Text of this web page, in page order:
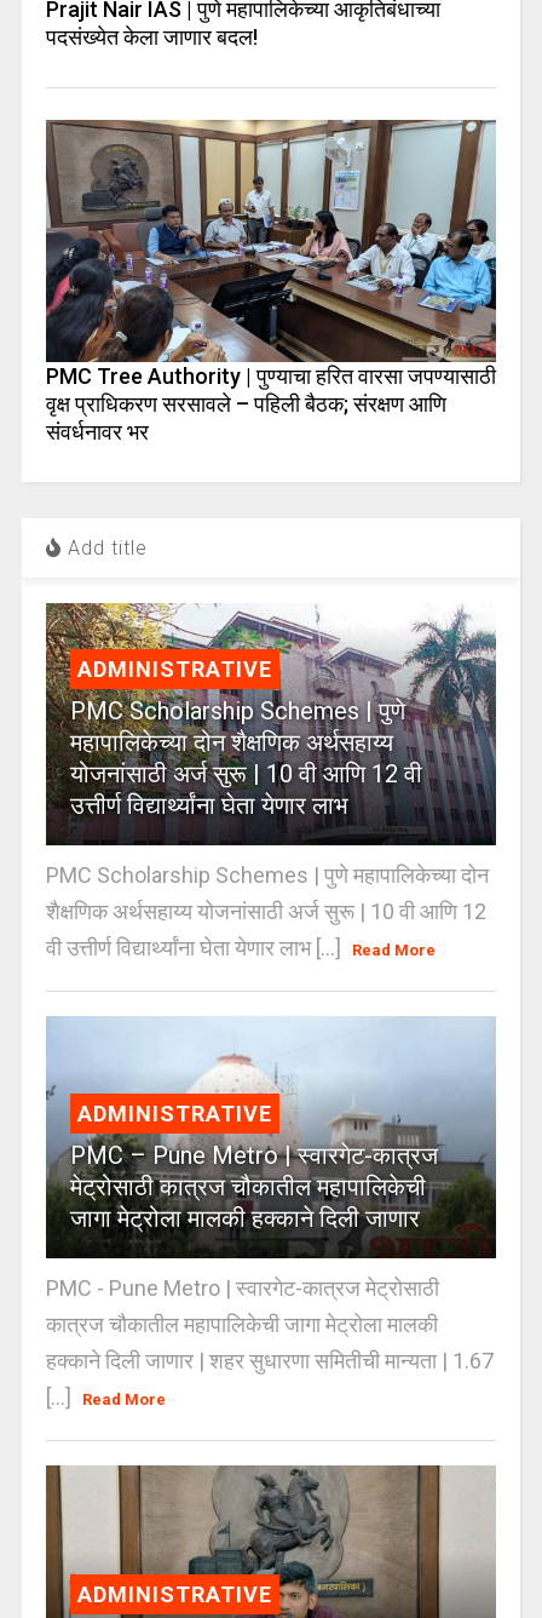
Prajit Nair IAS | पुणे महापालिकेच्या आकृतिबंधाच्या
पदसंख्येत केला जाणार बदल!
PMC Tree Authority | पुण्याचा हरित वारसा जपण्यासाठी
वृक्ष प्राधिकरण सरसावले – पहिली बैठक; संरक्षण आणि
संवर्धनावर भर
Add title
ADMINISTRATIVE
PMC Scholarship Schemes | पुणे
महापालिकेच्या दोन शैक्षणिक अर्थसहाय्य
योजनांसाठी अर्ज सुरू | 10 वी आणि 12 वी
उत्तीर्ण विद्यार्थ्यांना घेता येणार लाभ
PMC Scholarship Schemes | पुणे महापालिकेच्या दोन
शैक्षणिक अर्थसहाय्य योजनांसाठी अर्ज सुरू | 10 वी आणि 12
वी उत्तीर्ण विद्यार्थ्यांना घेता येणार लाभ [...]
Read More
ADMINISTRATIVE
PMC – Pune Metro | स्वारगेट-कात्रज
मेट्रोसाठी कात्रज चौकातील महापालिकेची
जागा मेट्रोला मालकी हक्काने दिली जाणार
PMC - Pune Metro | स्वारगेट-कात्रज मेट्रोसाठी
कात्रज चौकातील महापालिकेची जागा मेट्रोला मालकी
हक्काने दिली जाणार | शहर सुधारणा समितीची मान्यता | 1.67
[...]
Read More
ADMINISTRATIVE